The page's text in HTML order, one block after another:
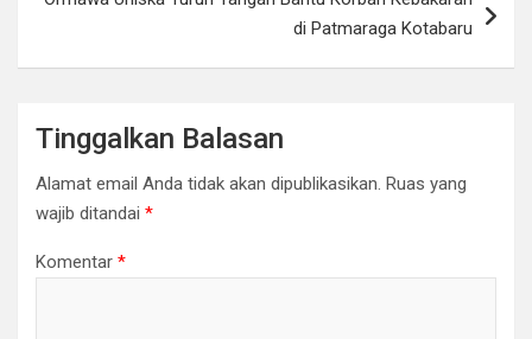
di Patmaraga Kotabaru
Tinggalkan Balasan
Alamat email Anda tidak akan dipublikasikan. Ruas yang
wajib ditandai *
Komentar *